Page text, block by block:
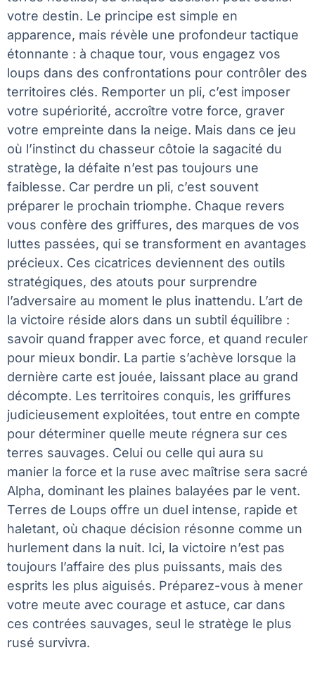
votre destin. Le principe est simple en
apparence, mais révèle une profondeur tactique
étonnante : à chaque tour, vous engagez vos
loups dans des confrontations pour contrôler des
territoires clés. Remporter un pli, c’est imposer
votre supériorité, accroître votre force, graver
votre empreinte dans la neige. Mais dans ce jeu
où l’instinct du chasseur côtoie la sagacité du
stratège, la défaite n’est pas toujours une
faiblesse. Car perdre un pli, c’est souvent
préparer le prochain triomphe. Chaque revers
vous confère des griffures, des marques de vos
luttes passées, qui se transforment en avantages
précieux. Ces cicatrices deviennent des outils
stratégiques, des atouts pour surprendre
l’adversaire au moment le plus inattendu. L’art de
la victoire réside alors dans un subtil équilibre :
savoir quand frapper avec force, et quand reculer
pour mieux bondir. La partie s’achève lorsque la
dernière carte est jouée, laissant place au grand
décompte. Les territoires conquis, les griffures
judicieusement exploitées, tout entre en compte
pour déterminer quelle meute régnera sur ces
terres sauvages. Celui ou celle qui aura su
manier la force et la ruse avec maîtrise sera sacré
Alpha, dominant les plaines balayées par le vent.
Terres de Loups offre un duel intense, rapide et
haletant, où chaque décision résonne comme un
hurlement dans la nuit. Ici, la victoire n’est pas
toujours l’affaire des plus puissants, mais des
esprits les plus aiguisés. Préparez-vous à mener
votre meute avec courage et astuce, car dans
ces contrées sauvages, seul le stratège le plus
rusé survivra.